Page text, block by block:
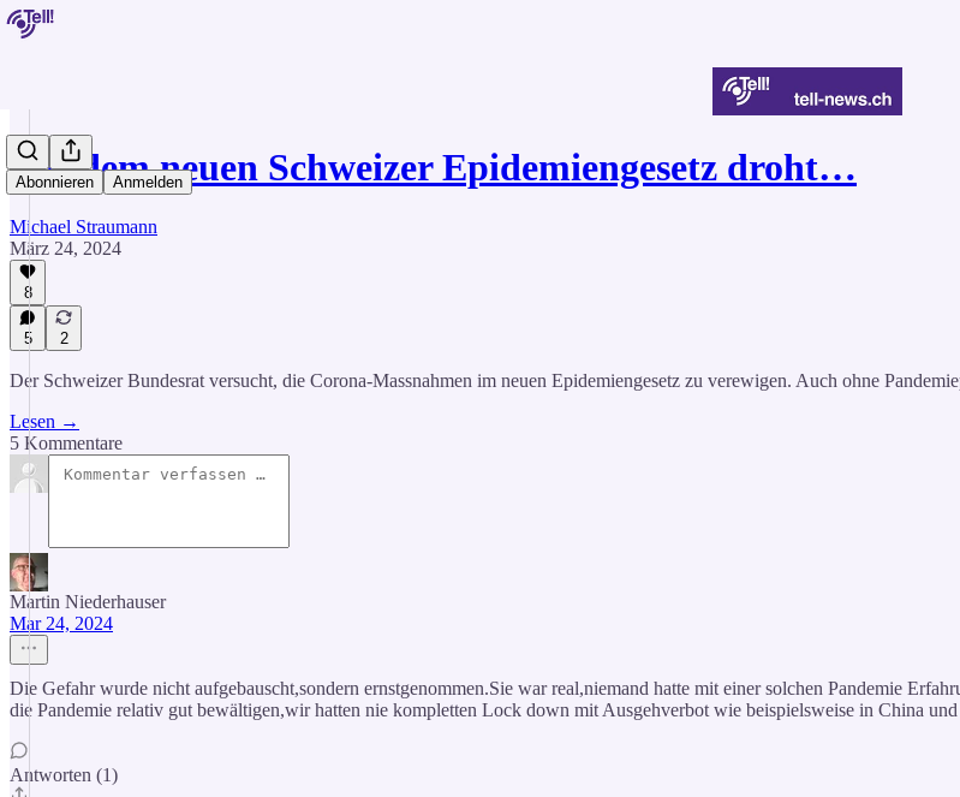
Abonnieren Anmelden
Mit dem neuen Schweizer Epidemiengesetz droht…
Michael Straumann
März 24, 2024
8
5 2
Der Schweizer Bundesrat versucht, die Corona-Massnahmen im neuen Epidemiengesetz zu verewigen. Auch ohne
Lesen →
5 Kommentare
Martin Niederhauser
Mar 24, 2024
Die Gefahr wurde nicht aufgebauscht,sondern ernstgenommen.Sie war real,niemand hatte mit einer solchen Pandemie
die Pandemie relativ gut bewältigen,wir hatten nie kompletten Lock down mit Ausgehverbot wie beispielsweise in China
Antworten (1)